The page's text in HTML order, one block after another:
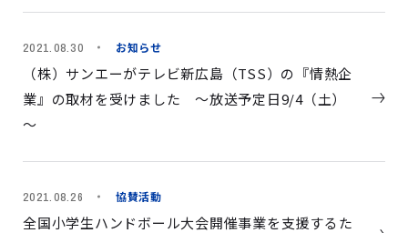
2021.08.30 お知らせ
（株）サンエーがテレビ新広島（TSS）の『情熱企
業』の取材を受けました ～放送予定日9/4（土）
～
2021.08.26 協賛活動
全国小学生ハンドボール大会開催事業を支援するた